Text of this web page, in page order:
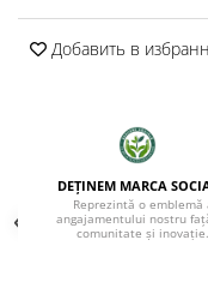
Добавить в
DEȚINEM MARCA
Reprezintă o emblemă
angajamentului nostru
comunitate și inovație.